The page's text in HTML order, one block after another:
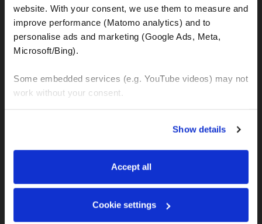
website. With your consent, we use them to measure and
improve performance (Matomo analytics) and to
personalise ads and marketing (Google Ads, Meta,
Microsoft/Bing).
Some embedded services (e.g. YouTube videos) may not
work without your consent.
manage your preferences. You can change your choice
at any time via “Cookie settings” in the footer. For more
Privacy & Cookie Policy
Show details
Accept all
Cookie settings
Kommentar
Alle Felder sind erforderlich